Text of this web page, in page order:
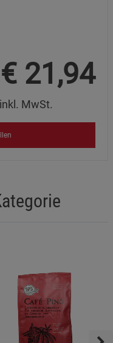
€ 21,94
MwSt.